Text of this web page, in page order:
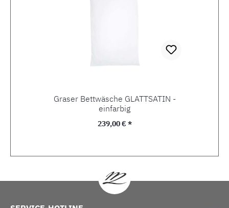
Graser Bettwäsche GLATTSATIN -
einfarbig
Regulärer Preis:
239,00 € *